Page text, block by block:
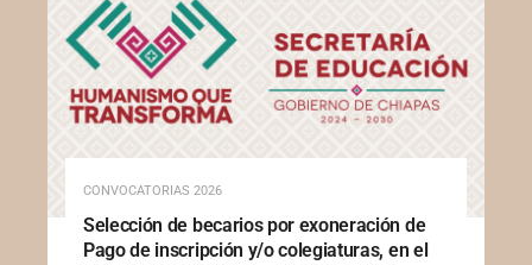
CONVOCATORIAS 2026
Selección de becarios por exoneración de
Pago de inscripción y/o colegiaturas, en el